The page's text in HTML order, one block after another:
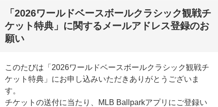
「2026ワールドベースボールクラシック観戦チ
ケット特典」に関するメールアドレス登録のお
願い
このたびは「2026ワールドベースボールクラシック観戦チ
ケット特典」にお申し込みいただきありがとうございま
す。
チケットの送付に当たり、MLB Ballparkアプリにご登録い